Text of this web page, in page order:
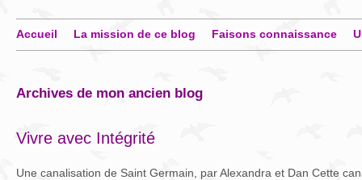
Accueil La mission de ce blog Faisons connaissance
archives de mon ancien blog
Vivre avec Intégrité
Une canalisation de Saint Germain, par Alexandra et Dan Cette